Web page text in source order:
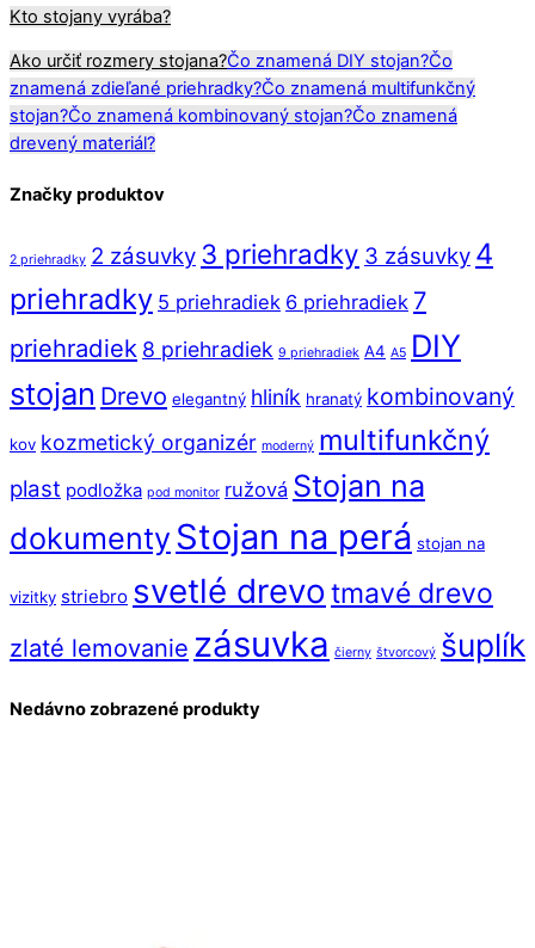
Kto stojany vyrába?
Ako určiť rozmery stojana?Čo znamená DIY stojan?Čo
znamená zdieľané priehradky?Čo znamená multifunkčný
stojan?Čo znamená kombinovaný stojan?Čo znamená
drevený materiál?
Značky produktov
2 priehradky 2 zásuvky 3 priehradky 3 zásuvky 4
priehradky 5 priehradiek 6 priehradiek 7
priehradiek 8 priehradiek 9 priehradiek A4 A5 DIY
stojan Drevo elegantný hliník hranatý kombinovaný
kov kozmetický organizér moderný multifunkčný
plast podložka pod monitor ružová Stojan na
dokumenty Stojan na perá stojan na
vizitky striebro svetlé drevotmavé drevo
zlaté lemovanie zásuvka čierny štvorcový šuplík
Nedávno zobrazené produkty